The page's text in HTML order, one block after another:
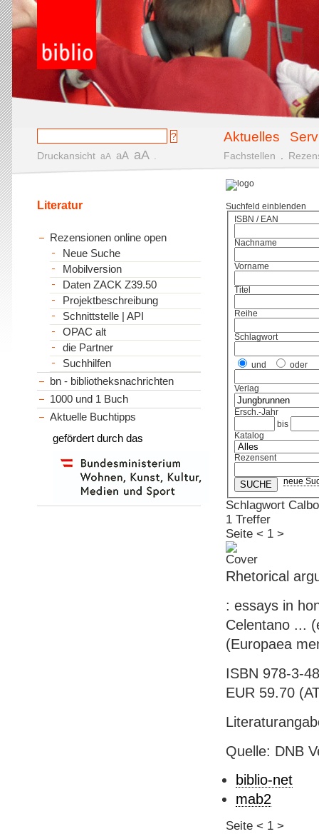
Aktuelles
Druckansicht aA aA aA Fachstellen
Suchfeld einblenden
ISBN / EAN
Nachname
Vorname
Titel
Reihe
Schlagwort
und oder
Verlag
Ersch.-Jahr
bis
Katalog
Rezensent
neue
Schlagwort
1 Treffer
Seite < 1 >
Rhetorical
: essays in
Celentano ...
(Europaea
ISBN 978-3-
EUR 59.70
Quelle: DNB
biblio-net
mab2
Seite < 1 >
Literatur
Rezensionen online open
Neue Suche
Mobilversion
Daten ZACK Z39.50
Projektbeschreibung
Schnittstelle | API
OPAC alt
die Partner
Suchhilfen
bn - bibliotheksnachrichten
1000 und 1 Buch
Aktuelle Buchtipps
gefördert durch das